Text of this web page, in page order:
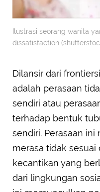
Ilustrasi seorang wanita
dissatisfaction
Dilansir dari
adalah perasaan
sendiri atau
terhadap bentuk
sendiri. Perasaan
merasa tidak sesuai
kecantikan yang
dari lingkungan